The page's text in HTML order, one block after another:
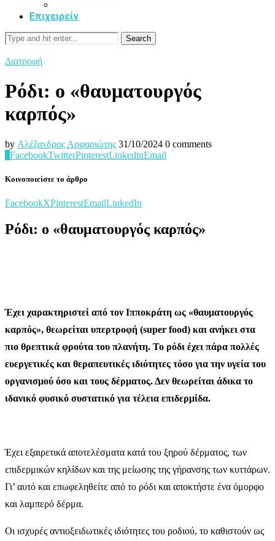
Επιχειρείν
Search
Διατροφή
Ρόδι: ο «θαυματουργός
καρπός»
by Αλέξανδρος Αρφαριώτης 31/10/2024 0 comments
FacebookTwitterPinterestLinkedinEmail
Κοινοποιείστε το άρθρο
FacebookXPinterestEmailLinkedIn
Ρόδι: ο «θαυματουργός καρπός»
Έχει χαρακτηριστεί από τον Ιπποκράτη ως «θαυματουργός
καρπός», θεωρείται υπερτροφή (super food) και ανήκει στα
πιο θρεπτικά φρούτα του πλανήτη. Το ρόδι έχει πάρα πολλές
ευεργετικές και θεραπευτικές ιδιότητες τόσο για την υγεία του
οργανισμού όσο και τους δέρματος. Δεν θεωρείται άδικα το
ιδανικό φυσικό συστατικό για τέλεια επιδερμίδα.
Έχει εξαιρετικά αποτελέσματα κατά του ξηρού δέρματος, των
επιδερμικών κηλίδων και της μείωσης της γήρανσης των κυττάρων.
Γι’ αυτό και επωφεληθείτε από το ρόδι και αποκτήστε ένα όμορφο
και λαμπερό δέρμα.
Οι ισχυρές αντιοξειδωτικές ιδιότητες του ροδιού, το καθιστούν ως